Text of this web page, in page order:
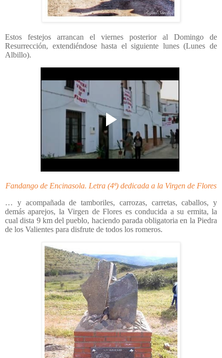
Estos festejos arrancan el viernes posterior al Domingo de
Resurrección, extendiéndose hasta el siguiente lunes (Lunes de
Albillo).
Fandango de Encinasola. Letra (4ª) dedicada a la Virgen de Flores
… y acompañada de tamboriles, carrozas, carretas, caballos, y
demás aparejos, la Virgen de Flores es conducida a su ermita, la
cual dista 9 km del pueblo, haciendo parada obligatoria en la Piedra
de los Valientes para disfrute de todos los romeros.